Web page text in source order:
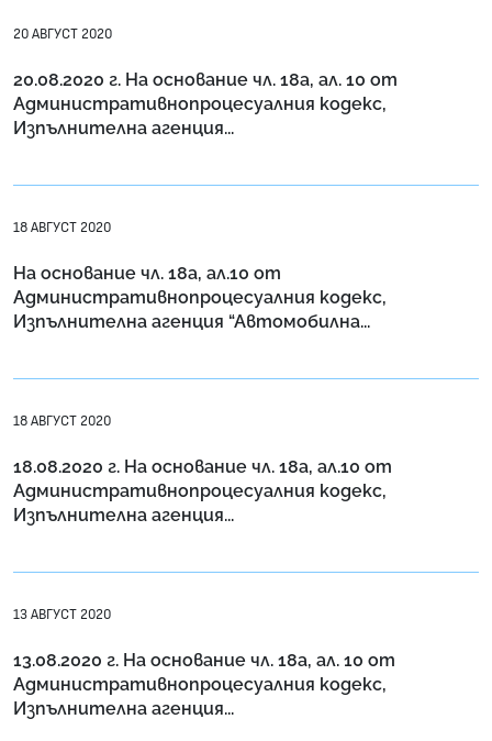
20 АВГУСТ 2020
20.08.2020 г. На основание чл. 18а, ал. 10 от
Административнопроцесуалния кодекс,
Изпълнителна агенция...
18 АВГУСТ 2020
На основание чл. 18а, ал.10 от
Административнопроцесуалния кодекс,
Изпълнителна агенция “Автомобилна...
18 АВГУСТ 2020
18.08.2020 г. На основание чл. 18а, ал.10 от
Административнопроцесуалния кодекс,
Изпълнителна агенция...
13 АВГУСТ 2020
13.08.2020 г. На основание чл. 18a, ал. 10 от
Административнопроцесуалния кодекс,
Изпълнителна агенция...